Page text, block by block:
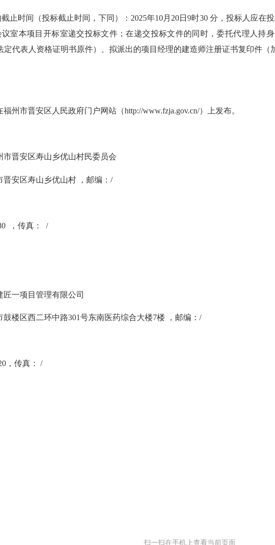
止时间（投标截止时间，下同）：2025年10月20日9时30 分，投标人应在
议室本项目开标室递交投标文件；在递交投标文件的同时，委托代理人持
定代表人资格证明书原件）、拟派出的项目经理的建造师注册证书复印件（
州市晋安区人民政府门户网站（http://www.fzja.gov.cn/）上发布。
市晋安区寿山乡优山村民委员会
晋安区寿山乡优山村 ，邮编：/
，传真： /
一项目管理有限公司
楼区西二环中路301号东南医药综合大楼7楼 ，邮编：/
，传真： /
扫一扫在手机上查看当前页面